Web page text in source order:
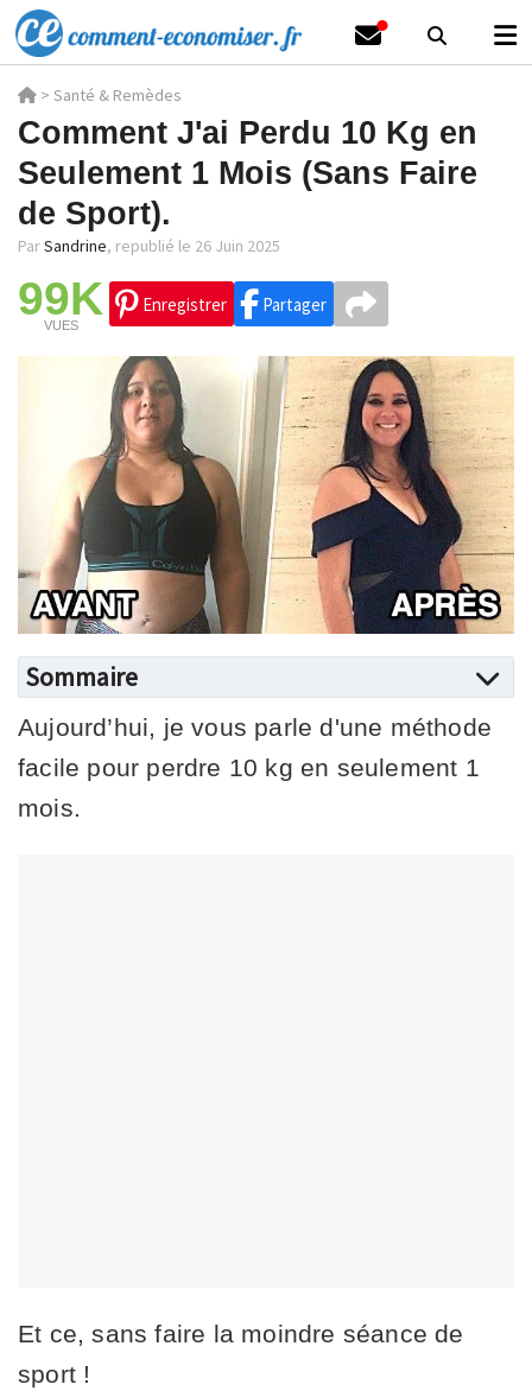
> Santé & Remèdes
Comment J'ai Perdu 10 Kg en
Seulement 1 Mois (Sans Faire
de Sport).
ParSandrine, republié le 26 Juin 2025
99K
VUES
Enregistrer Partager
Sommaire
Aujourd’hui, je vous parle d'une méthode
facile pour perdre 10 kg en seulement 1
mois.
Et ce, sans faire la moindre séance de
sport !